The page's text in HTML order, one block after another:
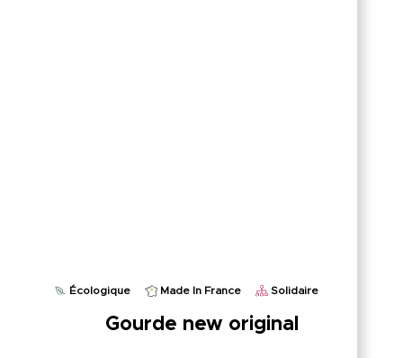
Écologique Made In France Solidaire
Gourde new original